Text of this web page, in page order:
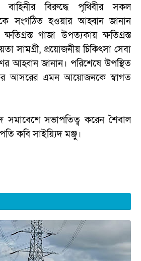
বাহিনীর বিরুদ্ধে পৃথিবীর সকল
সংগঠিত হওয়ার আহ্বান জানান
গাজা উপত্যকায় ক্ষতিগ্রস্ত
সামগ্রী, প্রয়োজনীয় চিকিৎসা সেবা
আহ্বান জানান। পরিশেষে উপস্থিত
আসরের এমন আয়োজনকে স্বাগত
সমাবেশে সভাপতিত্ব করেন শৈবাল
কবি সাইয়্যিদ মঞ্জু।